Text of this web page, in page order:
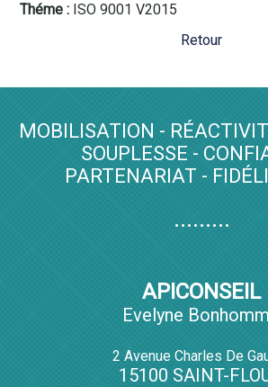
Théme
ISO 9001 V2015
Retour
MOBILISATION -
SOUPLESSE -
PARTENARIAT -
.........
APICONSEIL
Evelyne
2 Avenue Charles De
15100 SAINT-